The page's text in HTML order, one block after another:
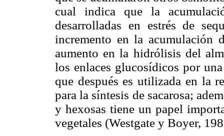
cual indica que la
desarrolladas en estrés de
incremento en la acumulación
aumento en la hidrólisis del
los enlaces glucosídicos por
que después es utilizada en la
para la síntesis de sacarosa;
y hexosas tiene un papel
vegetales (Westgate y Boyer,